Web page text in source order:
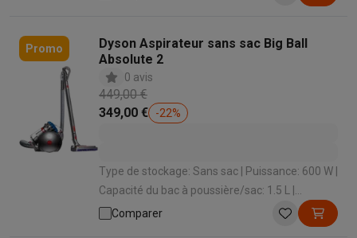
Promo
Dyson Aspirateur sans sac Big Ball
Absolute 2
0 avis
449,00 €
349,00 €
-22%
Type de stockage: Sans sac | Puissance: 600 W |
Capacité du bac à poussière/sac: 1.5 L |
Enrouleur de cordon: Oui | Niveau sonore: 78 dB
Comparer